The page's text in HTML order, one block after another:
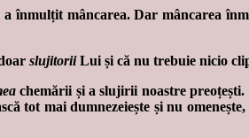
a înmulțit mâncarea. Dar mâncarea
slujitoriiLui și că nu trebuie nicio
chemării și a slujirii noastre preoțești.
tot mai dumnezeiește și nu